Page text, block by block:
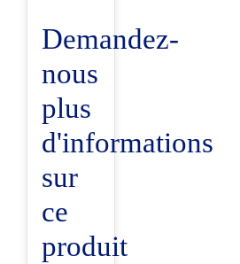
Demandez-
nous
plus
d'informations
sur
ce
produit